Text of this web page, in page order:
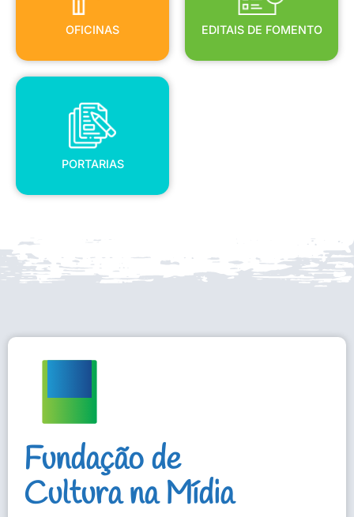
OFICINAS EDITAIS DE FOMENTO
PORTARIAS
PORTARIAS
Fundação de
Cultura na Mídia